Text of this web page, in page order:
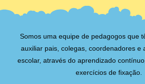
Somos uma equipe de pedagogos que
auxiliar pais, colegas, coordenadores e
escolar, através do aprendizado
exercícios de fixação.